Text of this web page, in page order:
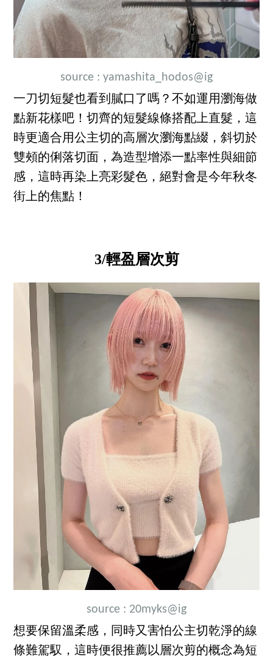
source : yamashita_hodos@ig
一刀切短髮也看到膩口了嗎？不如運用瀏海做
點新花樣吧！切齊的短髮線條搭配上直髮，這
時更適合用公主切的高層次瀏海點綴，斜切於
雙頰的俐落切面，為造型增添一點率性與細節
感，這時再染上亮彩髮色，絕對會是今年秋冬
街上的焦點！
3/輕盈層次剪
source : 20myks@ig
想要保留溫柔感，同時又害怕公主切乾淨的線
條難駕馭，這時便很推薦以層次剪的概念為短